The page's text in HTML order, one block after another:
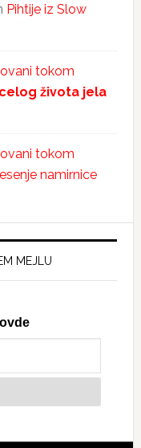
Pihtije iz Slow
tokom
života jela
tokom
namirnice
MEJLU